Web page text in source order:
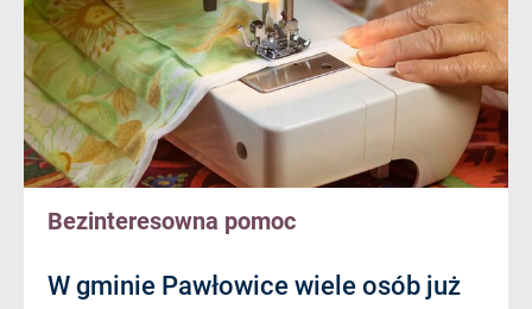
Bezinteresowna pomoc
W gminie Pawłowice wiele osób już